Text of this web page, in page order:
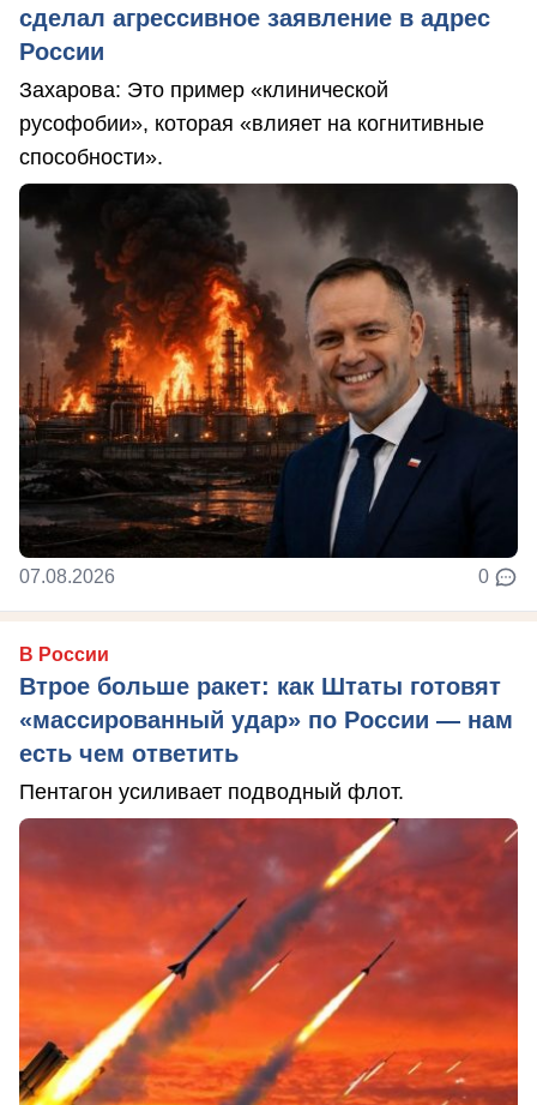
сделал агрессивное заявление в адрес
России
Захарова: Это пример «клинической
русофобии», которая «влияет на когнитивные
способности».
07.08.2026 0
В России
Втрое больше ракет: как Штаты готовят
«массированный удар» по России — нам
есть чем ответить
Пентагон усиливает подводный флот.